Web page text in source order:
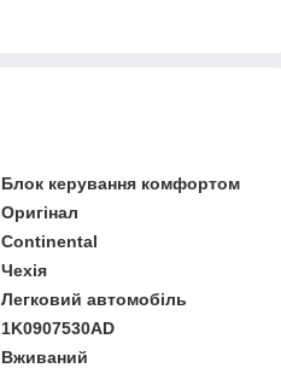
Блок керування комфортом
Оригінал
Continental
Чехія
Легковий автомобіль
1K0907530AD
Вживаний